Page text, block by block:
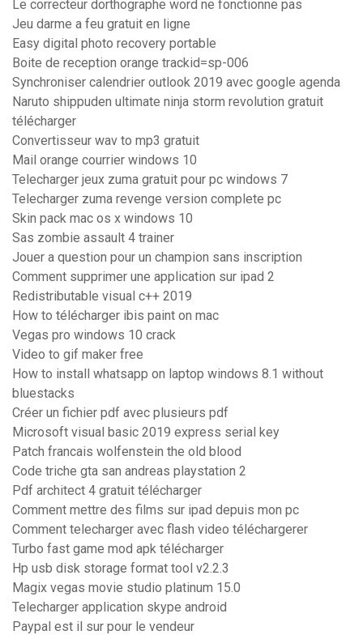
Le correcteur dorthographe word ne fonctionne pas
Jeu darme a feu gratuit en ligne
Easy digital photo recovery portable
Boite de reception orange trackid=sp-006
Synchroniser calendrier outlook 2019 avec google agenda
Naruto shippuden ultimate ninja storm revolution gratuit
télécharger
Convertisseur wav to mp3 gratuit
Mail orange courrier windows 10
Telecharger jeux zuma gratuit pour pc windows 7
Telecharger zuma revenge version complete pc
Skin pack mac os x windows 10
Sas zombie assault 4 trainer
Jouer a question pour un champion sans inscription
Comment supprimer une application sur ipad 2
Redistributable visual c++ 2019
How to télécharger ibis paint on mac
Vegas pro windows 10 crack
Video to gif maker free
How to install whatsapp on laptop windows 8.1 without
bluestacks
Créer un fichier pdf avec plusieurs pdf
Microsoft visual basic 2019 express serial key
Patch francais wolfenstein the old blood
Code triche gta san andreas playstation 2
Pdf architect 4 gratuit télécharger
Comment mettre des films sur ipad depuis mon pc
Comment telecharger avec flash video téléchargerer
Turbo fast game mod apk télécharger
Hp usb disk storage format tool v2.2.3
Magix vegas movie studio platinum 15.0
Telecharger application skype android
Paypal est il sur pour le vendeur